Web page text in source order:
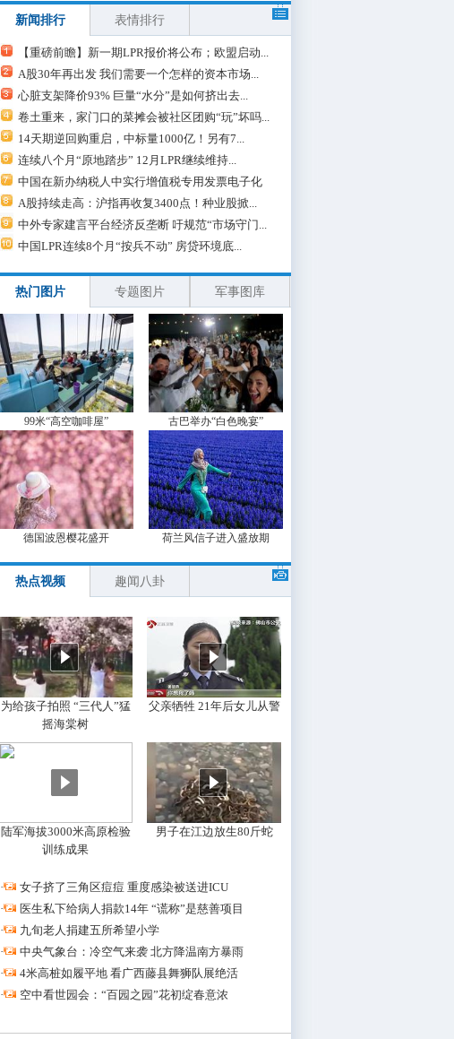
新闻排行 表情排行
【重磅前瞻】新一期LPR报价将公布；欧盟启动...
A股30年再出发 我们需要一个怎样的资本市场...
心脏支架降价93% 巨量“水分”是如何挤出去...
卷土重来，家门口的菜摊会被社区团购“玩”坏吗...
14天期逆回购重启，中标量1000亿！另有7...
连续八个月“原地踏步” 12月LPR继续维持...
中国在新办纳税人中实行增值税专用发票电子化
A股持续走高：沪指再收复3400点！种业股掀...
中外专家建言平台经济反垄断 吁规范“市场守门...
中国LPR连续8个月“按兵不动” 房贷环境底...
热门图片 专题图片 军事图库
99米“高空咖啡屋” 古巴举办“白色晚宴”
德国波恩樱花盛开 荷兰风信子进入盛放期
热点视频 趣闻八卦
为给孩子拍照 “三代人”猛
摇海棠树
父亲牺牲 21年后女儿从警
陆军海拔3000米高原检验
训练成果
男子在江边放生80斤蛇
·
女子挤了三角区痘痘 重度感染被送进ICU
·
医生私下给病人捐款14年 “谎称”是慈善项目
·
九旬老人捐建五所希望小学
·
中央气象台：冷空气来袭 北方降温南方暴雨
·
4米高桩如履平地 看广西藤县舞狮队展绝活
·
空中看世园会：“百园之园”花初绽春意浓